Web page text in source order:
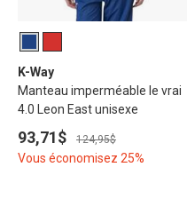
K-Way
Manteau imperméable le vrai
4.0 Leon East unisexe
93,71$ 124,95$
Vous économisez 25%